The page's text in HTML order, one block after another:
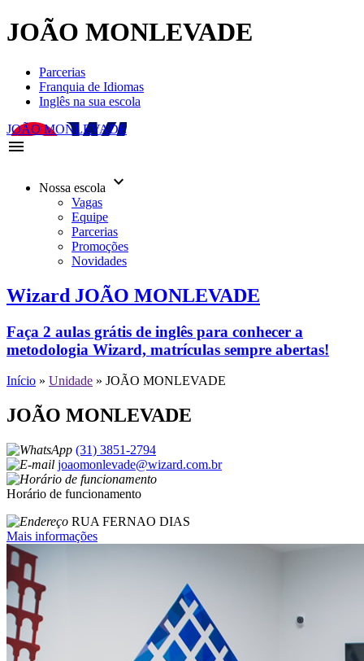
JOÃO MONLEVADE
Parcerias
Franquia de Idiomas
Inglês na sua escola
JOÃO MONLEVADE
menu
Nossa escola keyboard_arrow_down
Vagas
Equipe
Parcerias
Promoções
Novidades
Wizard JOÃO MONLEVADE
Faça 2 aulas grátis de inglês para conhecer a
metodologia Wizard, matrículas sempre abertas!
Início » Unidade » JOÃO MONLEVADE
JOÃO MONLEVADE
(31) 3851-2794
joaomonlevade@wizard.com.br
Horário de funcionamento
RUA FERNAO DIAS
Mais informações